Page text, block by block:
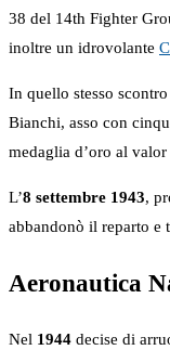
38 del 14th Fighter
inoltre un idrovolante
In quello stesso
Bianchi, asso con
medaglia d’oro al
L’8 settembre 1943,
abbandonò il reparto e
Aeronautica
Nel 1944 decise di